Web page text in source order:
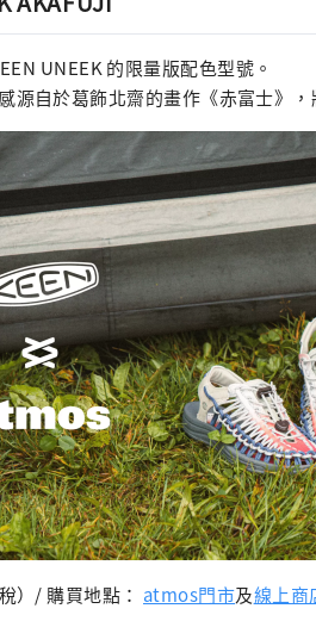
UNEEK 的限量版配色型號。
源自於葛飾北齋的畫作《赤富士》
）/ 購買地點： atmos門市及線上商